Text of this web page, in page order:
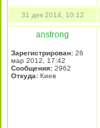
31 дек 2014, 10:12
anstrong
Зарегистрирован: 26
мар 2012, 17:42
Сообщения: 2962
Откуда: Киев